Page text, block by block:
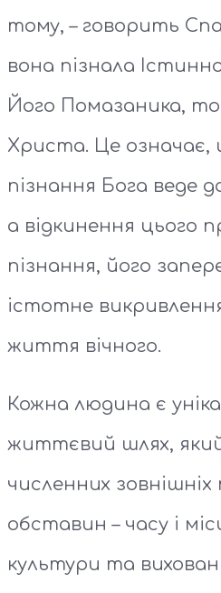
тому, – говорить
вона пізнала
Його Помазаника,
Христа. Це означає,
пізнання Бога веде
а відкинення цього
пізнання, його
істотне
життя вічного.
Кожна людина є
життєвий шлях,
численних
обставин – часу і
культури та